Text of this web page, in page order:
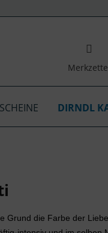
DIRNDL
Grund die Farbe der